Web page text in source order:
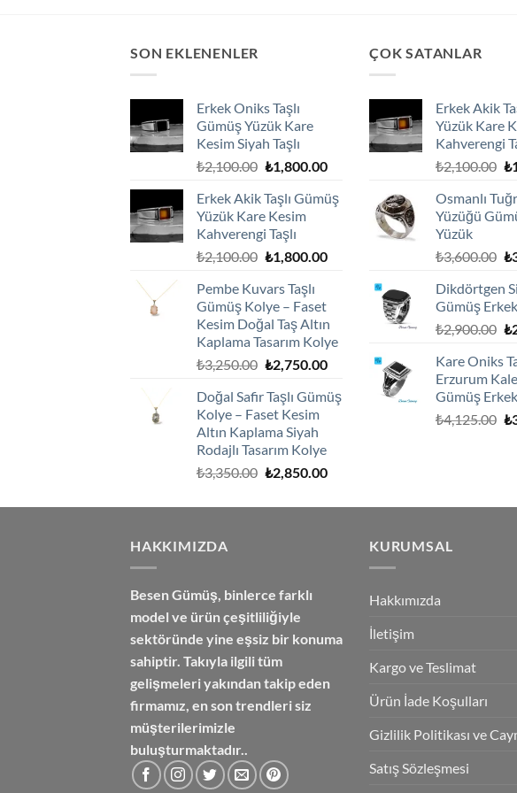
SON EKLENENLER
Erkek Oniks Taşlı
Gümüş Yüzük Kare
Kesim Siyah Taşlı
₺2,100.00 Orijinal
₺2,100.00.
₺1,800.00Şu
fiyat:
₺1,800.00.
Erkek Akik Taşlı Gümüş
Yüzük Kare Kesim
Kahverengi Taşlı
₺2,100.00 Orijinal
₺2,100.00.
₺1,800.00Şu
₺1,800.00.
Pembe Kuvars Taşlı
Gümüş Kolye – Faset
Kesim Doğal Taş Altın
Kaplama Tasarım Kolye
₺3,250.00 Orijinal
₺3,250.00.
₺2,750.00Şu
fiyat:
Doğal Safir Taşlı Gümüş
Kolye – Faset Kesim
Altın Kaplama Siyah
Rodajlı Tasarım Kolye
₺3,350.00 Orijinal
₺3,350.00.
₺2,850.00Şu
fiyat:
ÇOK SATANLAR
Erkek Akik
Yüzük Kare
Kahverengi
₺2,100.00 ₺
Osmanlı
Yüzüğü
Yüzük
₺3,600.00 ₺
Dikdörtgen
Gümüş
₺2,900.00 ₺
Kare Oniks
Erzurum
Gümüş
₺4,125.00 ₺
HAKKIMIZDA
Besen Gümüş, binlerce farklı
model ve ürün çeşitliliğiyle
sektöründe yine eşsiz bir konuma
sahiptir. Takıyla ilgili tüm
gelişmeleri yakından takip eden
firmamız, en son trendleri siz
müşterilerimizle
buluşturmaktadır..
KURUMSAL
Hakkımızda
İletişim
Kargo ve Teslimat
Ürün İade Koşulları
Gizlilik Politikası ve
Satış Sözleşmesi